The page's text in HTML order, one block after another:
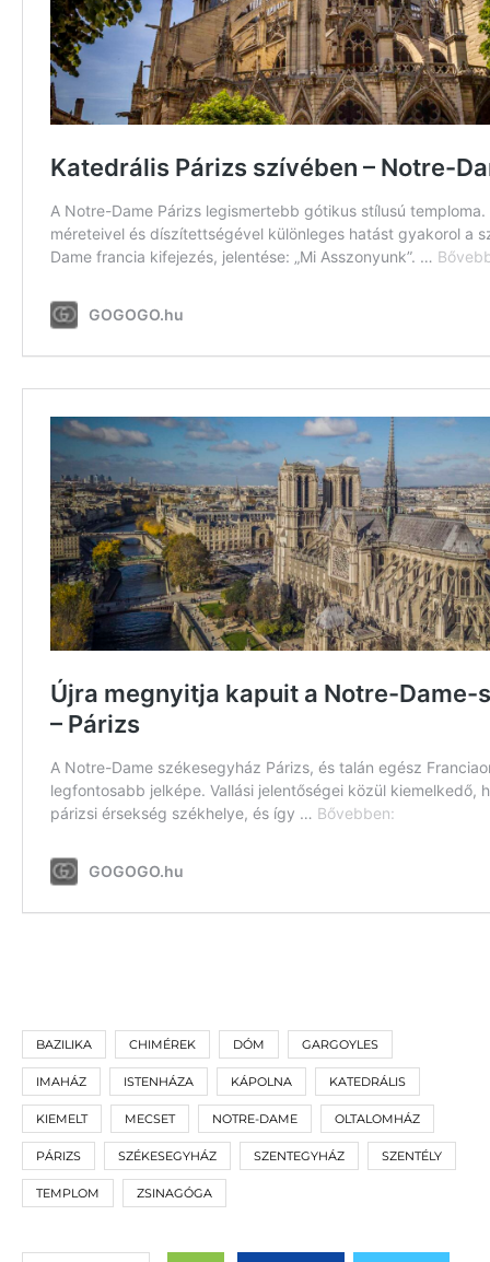
BAZILIKA CHIMÉREK DÓM GARGOYLES
IMAHÁZ ISTENHÁZA KÁPOLNA KATEDRÁLIS
KIEMELT MECSET NOTRE-DAME OLTALOMHÁZ
PÁRIZS SZÉKESEGYHÁZ SZENTEGYHÁZ SZENTÉLY
TEMPLOM ZSINAGÓGA